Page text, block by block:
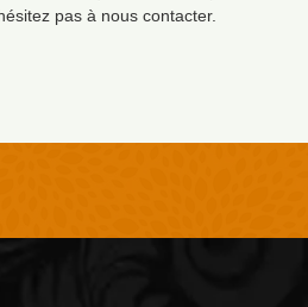
pas à nous contacter.